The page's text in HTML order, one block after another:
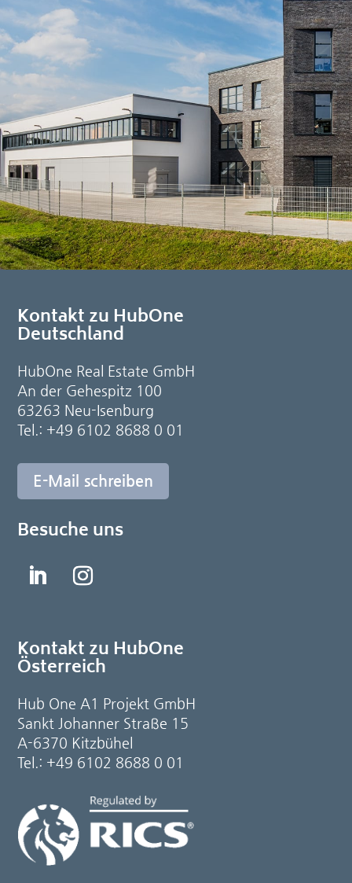
Kontakt zu HubOne
Deutschland
HubOne Real Estate GmbH
An der Gehespitz 100
63263 Neu-Isenburg
Tel.: +49 6102 8688 0 01
E-Mail schreiben
Besuche uns
Kontakt zu HubOne
Österreich
Hub One A1 Projekt GmbH
Sankt Johanner Straße 15
A-6370 Kitzbühel
Tel.: +49 6102 8688 0 01